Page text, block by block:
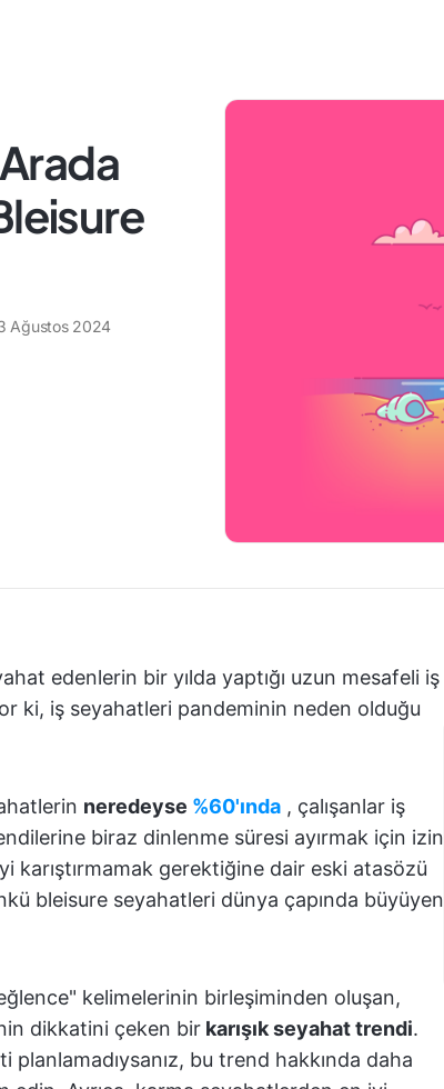
Ağustos 2024
edenlerin bir yılda yaptığı uzun mesafeli iş
ki, iş seyahatleri pandeminin neden olduğu
neredeyse %60'ında , çalışanlar iş
biraz dinlenme süresi ayırmak için izin
karıştırmamak gerektiğine dair eski atasözü
bleisure seyahatleri dünya çapında büyüyen
kelimelerinin birleşiminden oluşan,
dikkatini çeken bir karışık seyahat trendi.
bu trend hakkında daha